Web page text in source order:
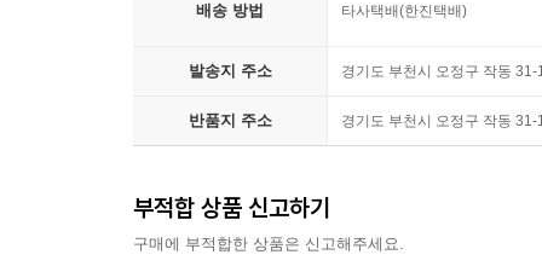
해석기법 30 분사구문의 의미는 문맥으로 판단하자
해석기법 32 분사구문의 접속사나 주어는 생략되
09 가정법의 형태와 의미를 혼동하지 마라
해석기법 34 가정법은 상황을 반대로 보면서 이해
배송 방법 타사택배(한진택배)
발송지 주소 경기도 부천시 오정구 작동
반품지 주소 경기도 부천시 오정구 작동
부적합 상품 신고하기
구매에 부적합한 상품은 신고해주세요.